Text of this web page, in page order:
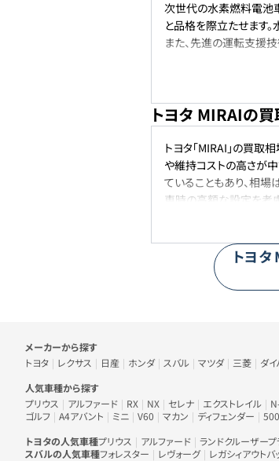
次世代の水素燃料電池車
と品格を際立たせます
また、先進の運転支援
トヨタ MIRAIの
トヨタ「MIRAI」の買
や維持コストの高さが
ていることもあり、相
車時の高額な設定を考
頼性は評価されており
トヨタ
車のメーカー・人気車種から探す
メーカーから探す
トヨタ
レクサス 日産 ホンダ スバル マツダ 三菱 ダ
人気車種から探す
プリウス
アルファード RX NX セレナ エクストレイル
ゴルフ
A4アバント ミニ V60 マカン ディフェンダー
トヨタの人気車種プリウス アルファード ランドクルーザープ
スバルの人気車種フォレスター レヴォーグ レガシィアウトバ